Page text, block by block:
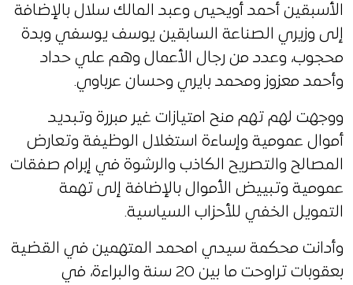
الأسبقين أحمد أويحيى وعبد المالك سلال بالإضافة
إلى وزيري الصناعة السابقين يوسف يوسفي وبدة
محجوب، وعدد من رجال الأعمال وهم علي حداد
وأحمد معزوز ومحمد بايري وحسان عرباوي.
ووجهت لهم تهم منح امتيازات غير مبررة وتبديد
أموال عمومية وإساءة استغلال الوظيفة وتعارض
المصالح والتصريح الكاذب والرشوة في إبرام صفقات
عمومية وتبييض الأموال بالإضافة إلى تهمة
التمويل الخفي للأحزاب السياسية.
وأدانت محكمة سيدي امحمد المتهمين في القضية
بعقوبات تراوحت ما بين 20 سنة والبراءة، في